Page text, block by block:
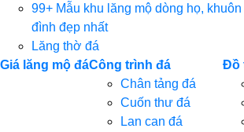
99+ Mẫu khu lăng mộ dòng họ,
đình đẹp nhất
Lăng thờ đá
Giá lăng mộ đáCông trình đá
Chân tảng đá
Cuốn thư đá
Lan can đá
Đồ